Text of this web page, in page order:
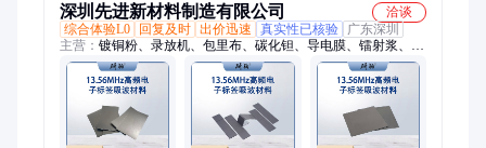
深圳先进新材料制造有限公司
洽谈
综合体验L0
回复及时 出价迅速 真实性已核验
广东深圳
主营： 镀铜粉、录放机、包里布、碳化钽、导电膜、镭射浆、镀
铜膜、灌封胶、泡沫铜、钨棒坯、镀铝膜、传感器、镀金片、隔
磁片、金浆料、拉丝银、均热板、银溶胶、活性炭、通风板、导
电胶、电镀镍、白银浆、高纯锡、高纯锌